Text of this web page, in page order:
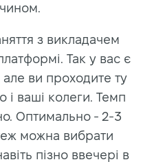
з викладачем
Так у вас є
але ви проходите ту
ваші колеги. Темп
Оптимально - 2-3
можна вибрати
пізно ввечері в